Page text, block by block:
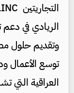
الريادي في دعم
وتقديم حلول
توسع الأعمال
العراقية التي